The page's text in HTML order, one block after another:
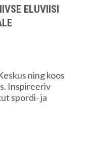
ELUVIISI
ning koos
Inspireeriv
spordi- ja